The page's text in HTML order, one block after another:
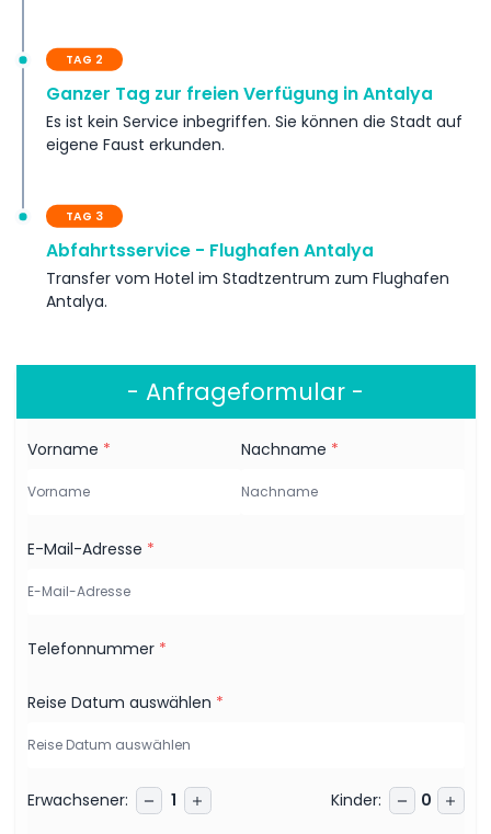
Geschäftsbedingungen
Wichtige Hinweise
TAG 2
Ganzer Tag zur freien Verfügung in Antalya
Es ist kein Service inbegriffen. Sie können die Stadt auf
eigene Faust erkunden.
TAG 3
Abfahrtsservice - Flughafen Antalya
Transfer vom Hotel im Stadtzentrum zum Flughafen
Antalya.
- Anfrageformular -
Vorname * Nachname *
E-Mail-Adresse *
Telefonnummer *
Reise Datum auswählen *
Erwachsener: 1 Kinder: 0